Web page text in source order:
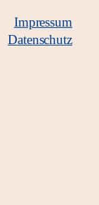
Impressum
Datenschutz